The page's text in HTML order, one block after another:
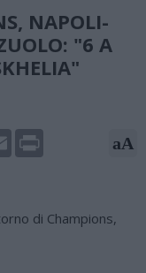
NAPOLI-
"6 A
Email aA
di Champions,